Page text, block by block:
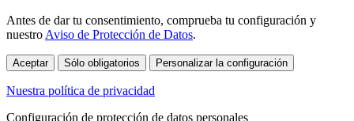
Antes de dar tu consentimiento, comprueba tu configuración y
nuestro Aviso de Protección de Datos.
Aceptar Sólo obligatorios Personalizar la configuración
Nuestra política de privacidad
Configuración de protección de datos personales